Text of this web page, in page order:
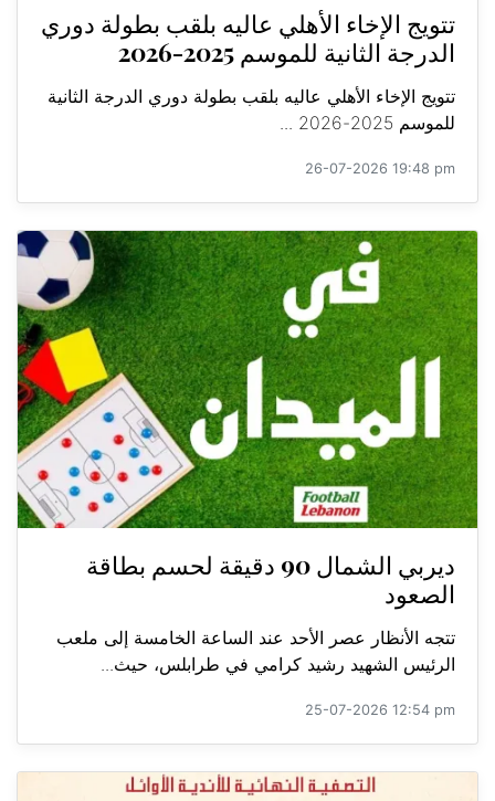
تتويج الإخاء الأهلي عاليه بلقب بطولة دوري
الدرجة الثانية للموسم 2025-2026
تتويج الإخاء الأهلي عاليه بلقب بطولة دوري الدرجة الثانية
للموسم 2025-2026 ...
26-07-2026 19:48 pm
ديربي الشمال 90 دقيقة لحسم بطاقة
الصعود
تتجه الأنظار عصر الأحد عند الساعة الخامسة إلى ملعب
الرئيس الشهيد رشيد كرامي في طرابلس، حيث...
25-07-2026 12:54 pm